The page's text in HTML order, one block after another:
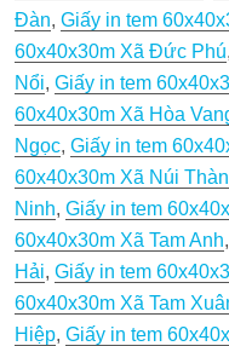
Đàn, Giấy in tem
60x40x30m Xã Đức Phú,
Nổi, Giấy in tem
60x40x30m Xã Hòa
Ngọc, Giấy in tem
60x40x30m Xã Núi
Ninh, Giấy in tem
60x40x30m Xã Tam Anh,
Hải, Giấy in tem
60x40x30m Xã Tam
Hiệp, Giấy in tem